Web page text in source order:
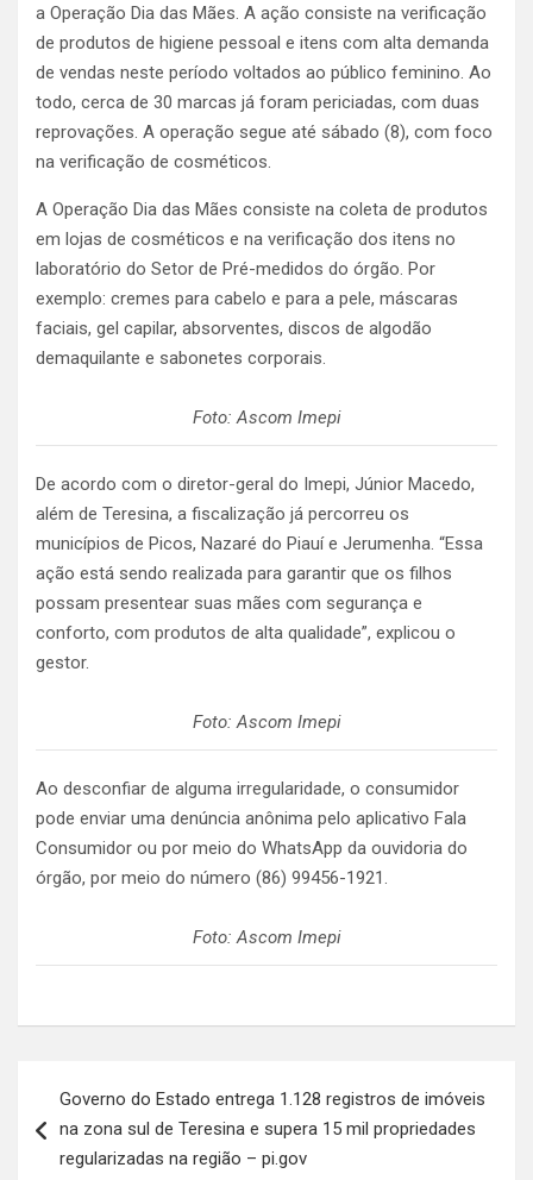
a Operação Dia das Mães. A ação consiste na verificação
de produtos de higiene pessoal e itens com alta demanda
de vendas neste período voltados ao público feminino. Ao
todo, cerca de 30 marcas já foram periciadas, com duas
reprovações. A operação segue até sábado (8), com foco
na verificação de cosméticos.
A Operação Dia das Mães consiste na coleta de produtos
em lojas de cosméticos e na verificação dos itens no
laboratório do Setor de Pré-medidos do órgão. Por
exemplo: cremes para cabelo e para a pele, máscaras
faciais, gel capilar, absorventes, discos de algodão
demaquilante e sabonetes corporais.
Foto: Ascom Imepi
De acordo com o diretor-geral do Imepi, Júnior Macedo,
além de Teresina, a fiscalização já percorreu os
municípios de Picos, Nazaré do Piauí e Jerumenha. “Essa
ação está sendo realizada para garantir que os filhos
possam presentear suas mães com segurança e
conforto, com produtos de alta qualidade”, explicou o
gestor.
Foto: Ascom Imepi
Ao desconfiar de alguma irregularidade, o consumidor
pode enviar uma denúncia anônima pelo aplicativo Fala
Consumidor ou por meio do WhatsApp da ouvidoria do
órgão, por meio do número (86) 99456-1921.
Foto: Ascom Imepi
de
Post
Governo do Estado entrega 1.128 registros de imóveis
na zona sul de Teresina e supera 15 mil propriedades
regularizadas na região – pi.gov